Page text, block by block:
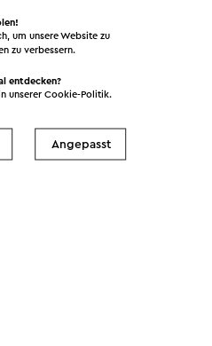
von Visit Zuid-
um unsere Website zu
zu verbessern.
entdecken?
unsererCookie-Politik
Angepasst